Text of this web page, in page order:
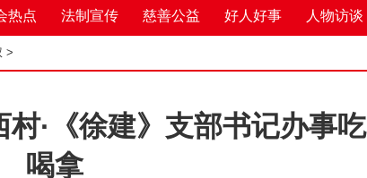
热点 法制宣传 慈善公益 好人好事 人物访谈
>
村·《徐建》支部书记办事吃
喝拿